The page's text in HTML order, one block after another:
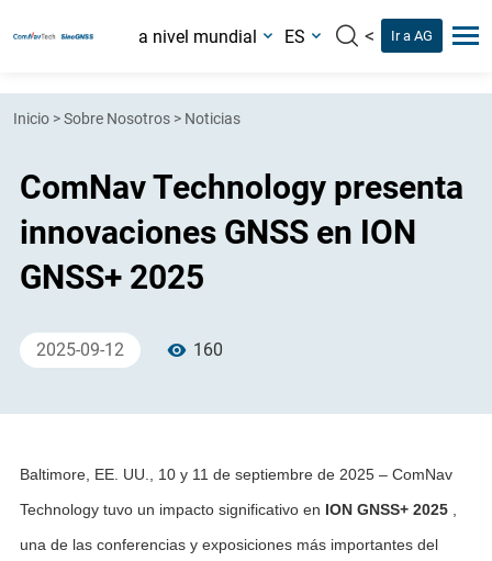
a nivel mundial ES < Ir a AG
Inicio >Sobre Nosotros > Noticias
ComNav Technology presenta
innovaciones GNSS en ION
GNSS+ 2025
2025-09-12 160
Baltimore, EE. UU., 10 y 11 de septiembre de 2025 – ComNav
Technology tuvo un impacto significativo en ION GNSS+ 2025
una de las conferencias y exposiciones más importantes del